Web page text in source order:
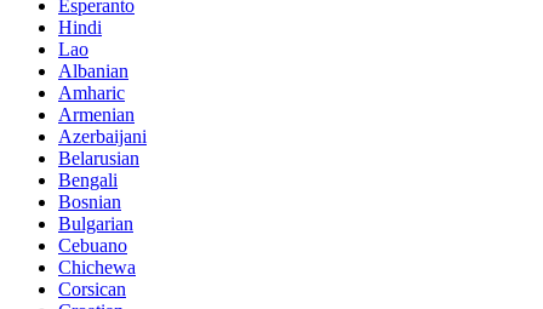
Esperanto
Hindi
Lao
Albanian
Amharic
Armenian
Azerbaijani
Belarusian
Bengali
Bosnian
Bulgarian
Cebuano
Chichewa
Corsican